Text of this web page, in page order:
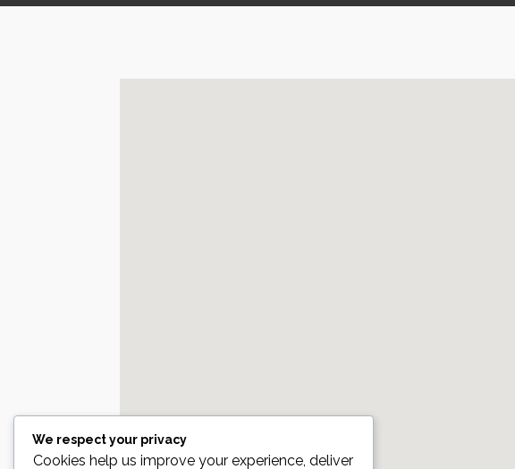
We respect your privacy
Cookies help us improve your experience, deliver